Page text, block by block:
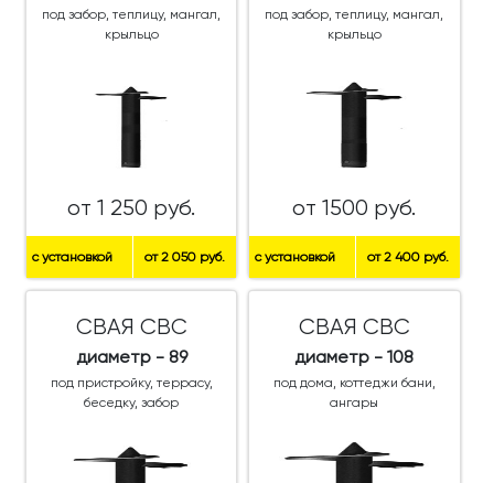
под забор, теплицу, мангал,
крыльцо
от 1 250 руб.
с установкой от 2 050 руб.
под забор, теплицу, мангал,
крыльцо
от 1500 руб.
с установкой от 2 400 руб.
СВАЯ СВС
диаметр - 89
под пристройку, террасу,
беседку, забор
СВАЯ СВС
диаметр - 108
под дома, коттеджи бани,
ангары